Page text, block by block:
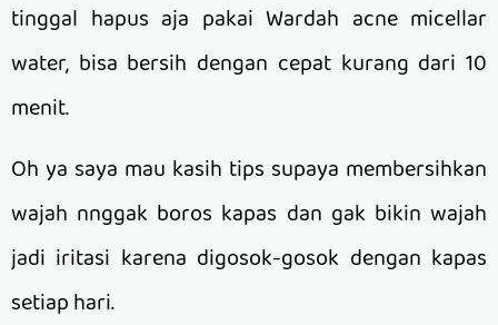
tinggal hapus aja pakai Wardah acne micellar
water, bisa bersih dengan cepat kurang dari 10
menit.
Oh ya saya mau kasih tips supaya membersihkan
wajah nnggak boros kapas dan gak bikin wajah
jadi iritasi karena digosok-gosok dengan kapas
setiap hari.